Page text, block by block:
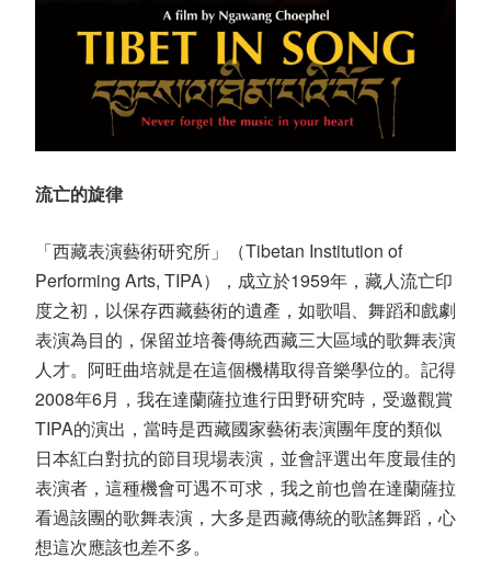
流亡的旋律
「西藏表演藝術研究所」（Tibetan Institution of
Performing Arts, TIPA），成立於1959年，藏人流亡印
度之初，以保存西藏藝術的遺產，如歌唱、舞蹈和戲劇
表演為目的，保留並培養傳統西藏三大區域的歌舞表演
人才。阿旺曲培就是在這個機構取得音樂學位的。記得
2008年6月，我在達蘭薩拉進行田野研究時，受邀觀賞
TIPA的演出，當時是西藏國家藝術表演團年度的類似
日本紅白對抗的節目現場表演，並會評選出年度最佳的
表演者，這種機會可遇不可求，我之前也曾在達蘭薩拉
看過該團的歌舞表演，大多是西藏傳統的歌謠舞蹈，心
想這次應該也差不多。